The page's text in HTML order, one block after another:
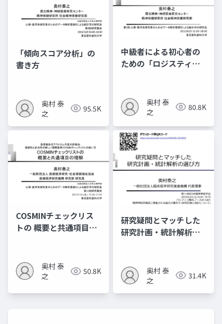
「傾向スコア分析」の
書き方
奥村 泰
之
95.5K
中級者による初心者の
ための「ロジスティッ
奥村 泰
之
80.8K
COSMINチェックリス
トの 概要と共通項目の
奥村 泰
之
50.8K
研究疑問とマッチした
研究計画・統計解析の
奥村 泰
之
31.4K